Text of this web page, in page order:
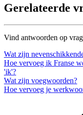
Gerelateerde
Vind antwoorden op
Wat zijn
Hoe vervoeg ik Franse
'ik'?
Wat zijn voegwoorden?
Hoe vervoeg je